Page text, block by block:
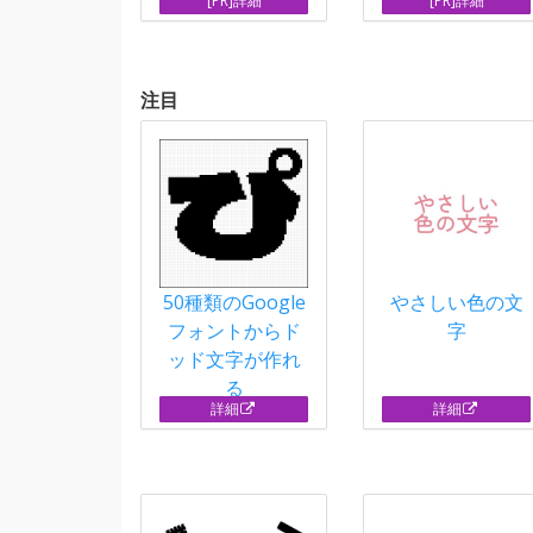
注目
50種類のGoogle
フォントからド
ッド文字が作れ
る
詳細
やさしい色の文
字
詳細